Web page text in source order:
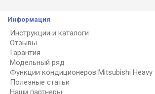
Информация
Инструкции и каталоги
Отзывы
Гарантия
Модельный ряд
Функции кондиционеров Mitsubishi Heavy
Полезные статьи
Наши партнеры